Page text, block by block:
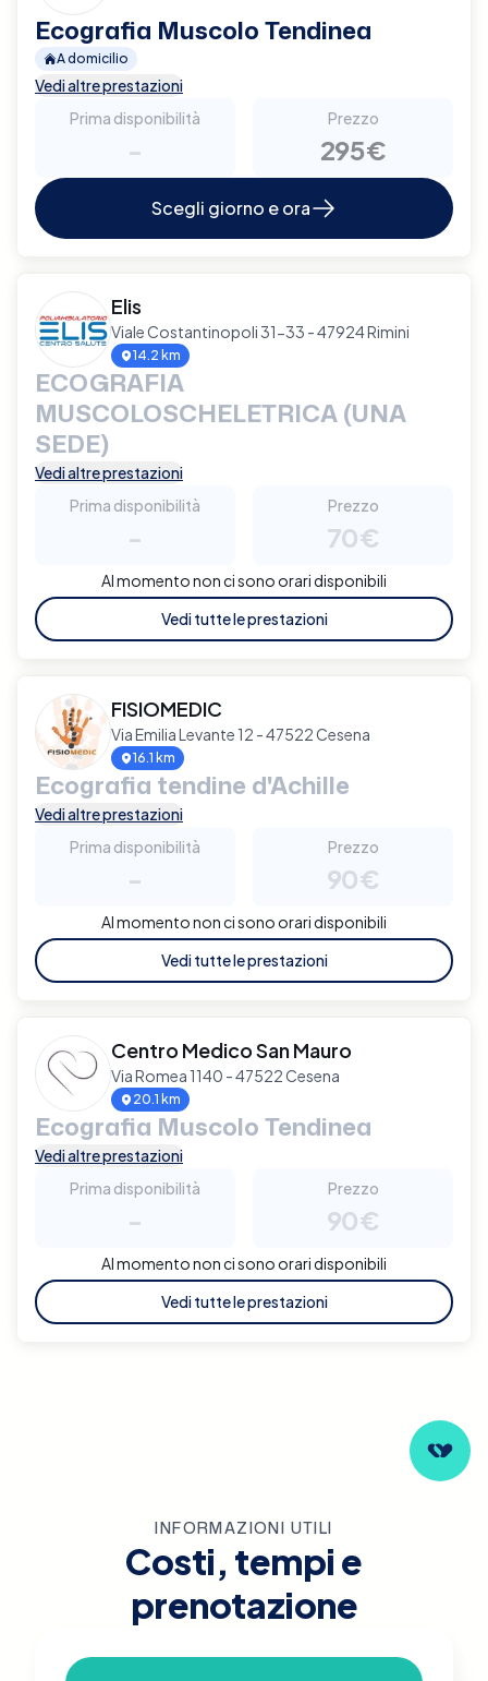
Ecografia Muscolo Tendinea
A domicilio
Vedi altre prestazioni
Prima disponibilità
-
Prezzo
295€
Scegli giorno e ora
Elis
Viale Costantinopoli 31-33 - 47924 Rimini
14.2 km
ECOGRAFIA
MUSCOLOSCHELETRICA (UNA
SEDE)
Vedi altre prestazioni
Prima disponibilità
-
Prezzo
70€
Al momento non ci sono orari disponibili
Vedi tutte le prestazioni
FISIOMEDIC
Via Emilia Levante 12 - 47522 Cesena
16.1 km
Ecografia tendine d'Achille
Vedi altre prestazioni
Prima disponibilità
-
Prezzo
90€
Al momento non ci sono orari disponibili
Vedi tutte le prestazioni
Centro Medico San Mauro
Via Romea 1140 - 47522 Cesena
20.1 km
Ecografia Muscolo Tendinea
Vedi altre prestazioni
Prima disponibilità
-
Prezzo
90€
Al momento non ci sono orari disponibili
Vedi tutte le prestazioni
INFORMAZIONI UTILI
Costi, tempi e
prenotazione